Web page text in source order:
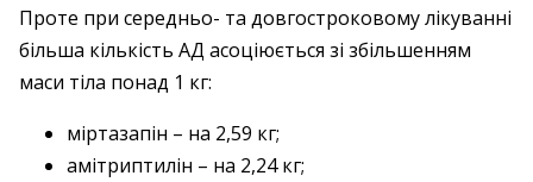
Проте при середньо- та довгостроковому лікуванні
більша кількість АД асоціюється зі збільшенням
маси тіла понад 1 кг:
міртазапін – ​на 2,59 кг;
амітриптилін – ​на 2,24 кг;